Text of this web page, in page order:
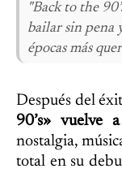
"Back to the
bailar sin pena
épocas más
Después del
90’s» vuelve
nostalgia,
total en su